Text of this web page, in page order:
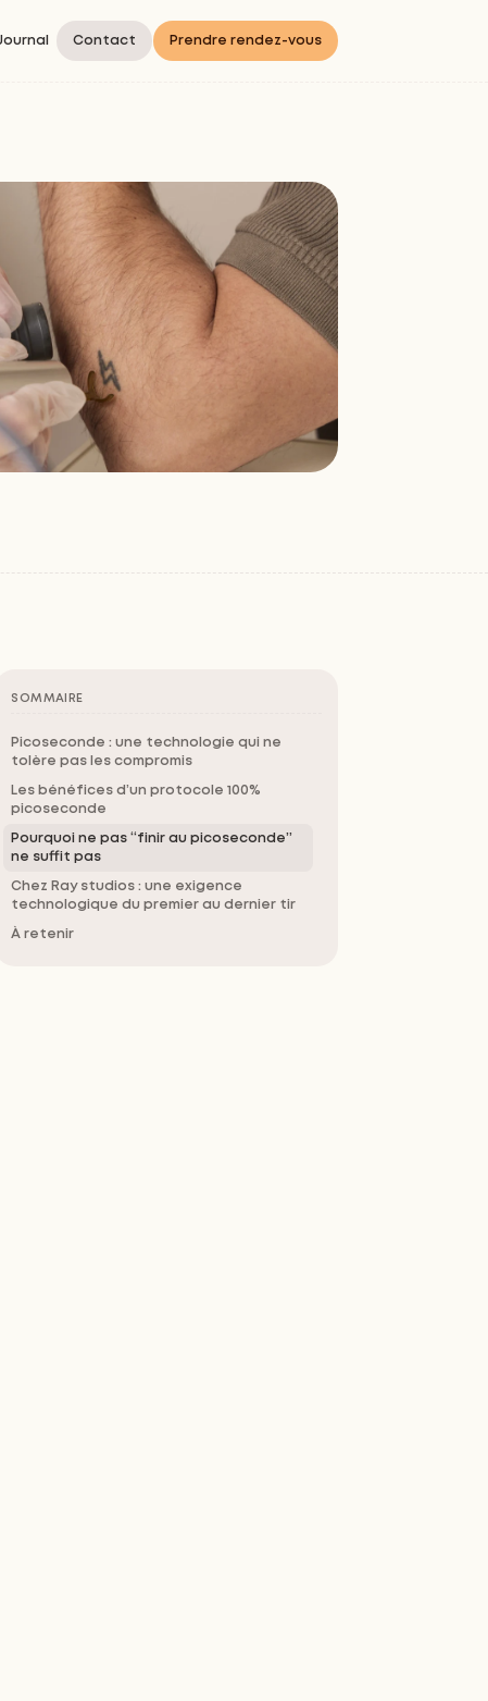
Contact Prendre rendez-vous
SOMMAIRE
Picoseconde : une technologie qui ne
tolère pas les compromis
Les bénéfices d’un protocole 100%
picoseconde
Pourquoi ne pas “finir au picoseconde”
ne suffit pas
Chez Ray studios : une exigence
technologique du premier au dernier tir
À retenir